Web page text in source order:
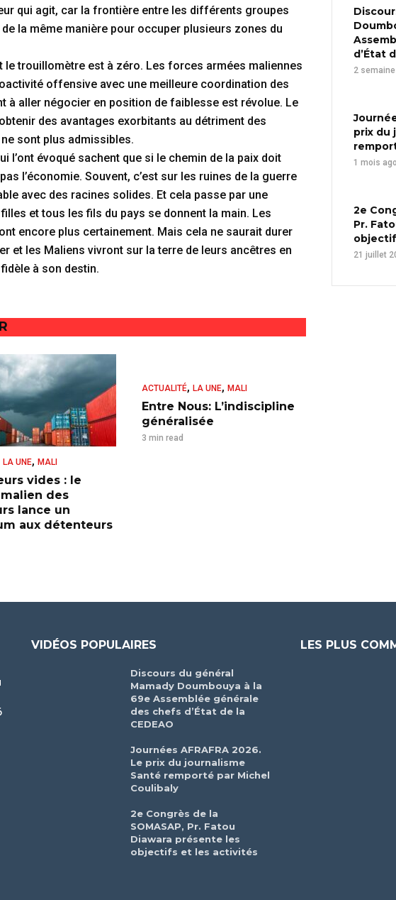
qui agit, car la frontière entre les différents groupes
la même manière pour occuper plusieurs zones du
le trouillomètre est à zéro. Les forces armées maliennes
offensive avec une meilleure coordination des
à aller négocier en position de faiblesse est révolue. Le
des avantages exorbitants au détriment des
sont plus admissibles.
l’ont évoqué sachent que si le chemin de la paix doit
l’économie. Souvent, c’est sur les ruines de la guerre
avec des racines solides. Et cela passe par une
et tous les fils du pays se donnent la main. Les
encore plus certainement. Mais cela ne saurait durer
et les Maliens vivront sur la terre de leurs ancêtres en
à son destin.
LA UNE, MALI
vides : le
des
lance un
aux détenteurs
ACTUALITÉ, LA UNE, MALI
Entre Nous: L’indiscipline
généralisée
3 min read
d’État
2
prix du
1 mois ago
2e
Pr.
21 juillet
VIDÉOS POPULAIRES
Discours du général
Mamady Doumbouya à la
69e Assemblée générale
des chefs d’État de la
CEDEAO
Journées AFRAFRA 2026.
Le prix du journalisme
Santé remporté par Michel
Coulibaly
2e Congrès de la
SOMASAP, Pr. Fatou
Diawara présente les
objectifs et les activités
LES PLUS